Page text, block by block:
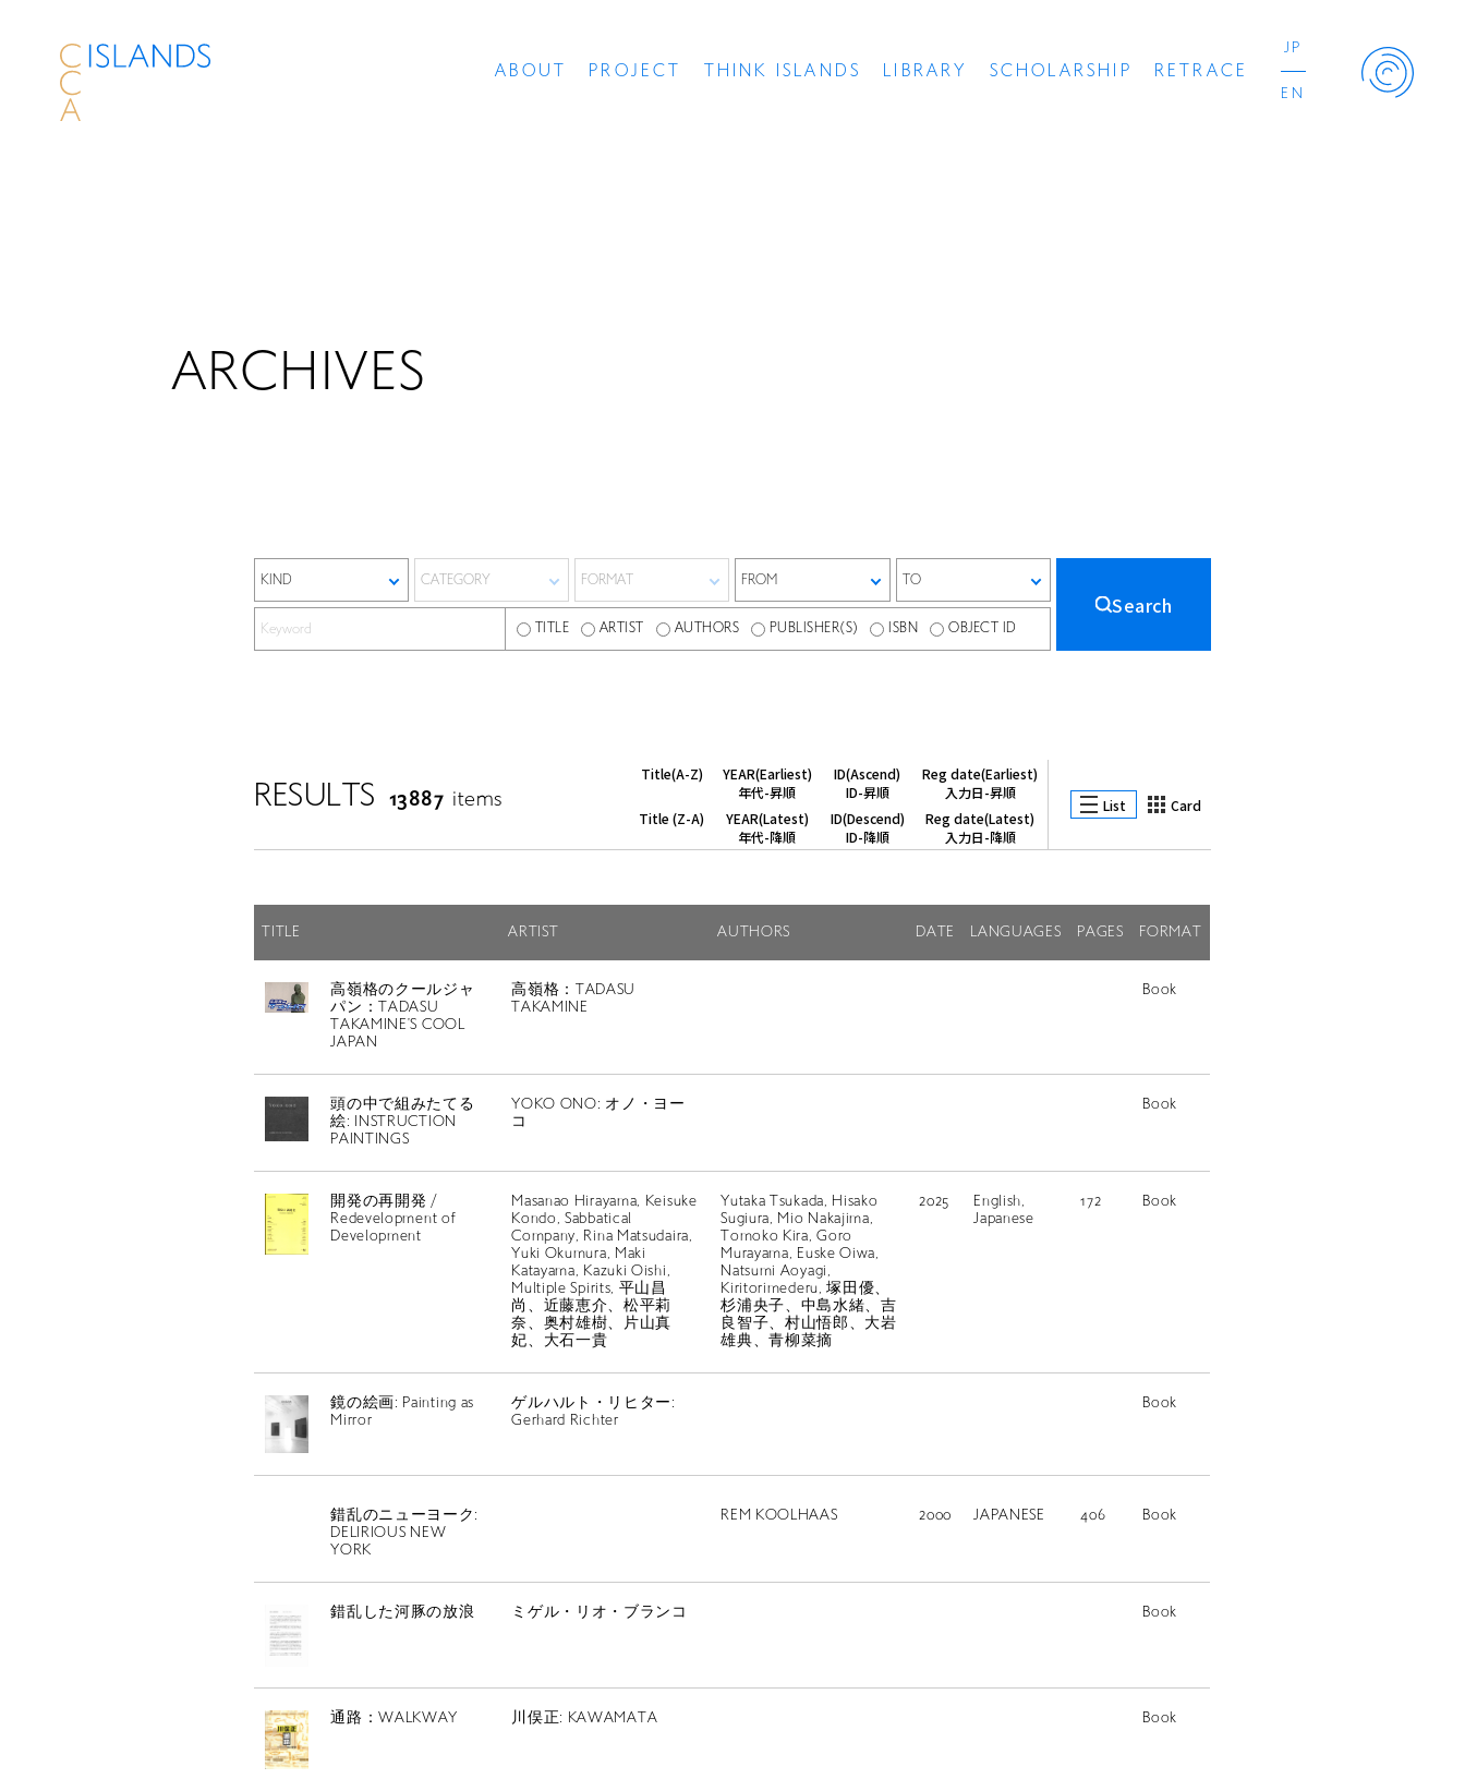
ABOUT PROJECT THINK ISLANDS LIBRARY SCHOLARSHIP RETRACE
JP
EN
ARCHIVES
TITLE ARTIST AUTHORS PUBLISHER(S) ISBN OBJECT ID
Search
RESULTS 13887 items
Title(A-Z)
Title (Z-A)
YEAR(Earliest)
年代-昇順
YEAR(Latest)
年代-降順
ID(Ascend)
ID-昇順
ID(Descend)
ID-降順
Reg date(Earliest)
入力日-昇順
Reg date(Latest)
入力日-降順
List Card
TITLE ARTIST AUTHORS DATE LANGUAGES PAGES FORMAT
高嶺格のクールジャ
パン：TADASU
TAKAMINE’S COOL
JAPAN
高嶺格：TADASU
TAKAMINE
Book
頭の中で組みたてる
絵: INSTRUCTION
PAINTINGS
YOKO ONO: オノ・ヨー
コ
Book
開発の再開発 /
Redevelopment of
Development
Masanao Hirayama, Keisuke
Kondo, Sabbatical
Company, Rina Matsudaira,
Yuki Okumura, Maki
Katayama, Kazuki Oishi,
Multiple Spirits, 平山昌
尚、近藤恵介、松平莉
奈、奥村雄樹、片山真
妃、大石一貴
Yutaka Tsukada, Hisako
Sugiura, Mio Nakajima,
Tomoko Kira, Goro
Murayama, Euske Oiwa,
Natsumi Aoyagi,
Kiritorimederu, 塚田優、
杉浦央子、中島水緒、吉
良智子、村山悟郎、大岩
雄典、青柳菜摘
2025
English,
Japanese
172 Book
鏡の絵画: Painting as
Mirror
ゲルハルト・リヒター:
Gerhard Richter
Book
錯乱のニューヨーク:
DELIRIOUS NEW
YORK
REM KOOLHAAS 2000 JAPANESE 406 Book
錯乱した河豚の放浪 ミゲル・リオ・ブランコ Book
通路：WALKWAY 川俣正: KAWAMATA Book